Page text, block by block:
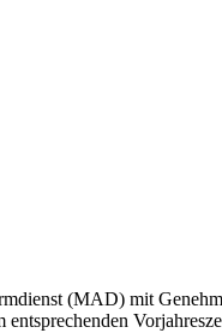
(MAD) mit